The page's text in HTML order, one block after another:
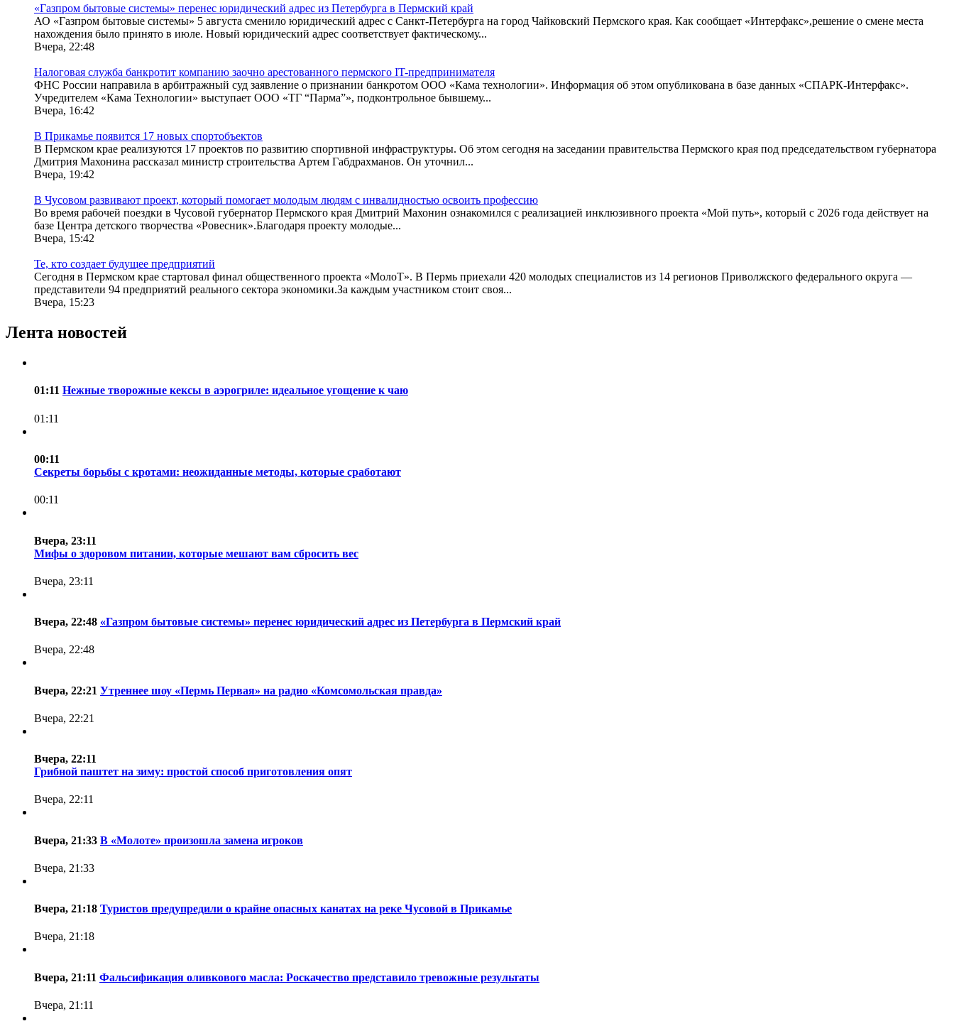
«Газпром бытовые системы» перенес юридический адрес из Петербурга в Пермский край
АО «Газпром бытовые системы» 5 августа сменило юридический адрес с Санкт-Петербурга на город Чайковский Пермского края. Как сообщает «Интерфакс»,решение о смене места
нахождения было принято в июле. Новый юридический адрес соответствует фактическому...
Вчера, 22:48
Налоговая служба банкротит компанию заочно арестованного пермского IT-предпринимателя
ФНС России направила в арбитражный суд заявление о признании банкротом ООО «Кама технологии». Информация об этом опубликована в базе данных «СПАРК-Интерфакс».
Учредителем «Кама Технологии» выступает ООО «ТГ “Парма”», подконтрольное бывшему...
Вчера, 16:42
В Прикамье появится 17 новых спортобъектов
В Пермском крае реализуются 17 проектов по развитию спортивной инфраструктуры. Об этом сегодня на заседании правительства Пермского края под председательством губернатора
Дмитрия Махонина рассказал министр строительства Артем Габдрахманов. Он уточнил...
Вчера, 19:42
В Чусовом развивают проект, который помогает молодым людям с инвалидностью освоить профессию
Во время рабочей поездки в Чусовой губернатор Пермского края Дмитрий Махонин ознакомился с реализацией инклюзивного проекта «Мой путь», который с 2026 года действует на
базе Центра детского творчества «Ровесник».Благодаря проекту молодые...
Вчера, 15:42
Те, кто создает будущее предприятий
Сегодня в Пермском крае стартовал финал общественного проекта «МолоТ». В Пермь приехали 420 молодых специалистов из 14 регионов Приволжского федерального округа —
представители 94 предприятий реального сектора экономики.За каждым участником стоит своя...
Вчера, 15:23
Лента новостей
01:11 Нежные творожные кексы в аэрогриле: идеальное угощение к чаю
01:11
00:11
Секреты борьбы с кротами: неожиданные методы, которые сработают
00:11
Вчера, 23:11
Мифы о здоровом питании, которые мешают вам сбросить вес
Вчера, 23:11
Вчера, 22:48 «Газпром бытовые системы» перенес юридический адрес из Петербурга в Пермский край
Вчера, 22:48
Вчера, 22:21 Утреннее шоу «Пермь Первая» на радио «Комсомольская правда»
Вчера, 22:21
Вчера, 22:11
Грибной паштет на зиму: простой способ приготовления опят
Вчера, 22:11
Вчера, 21:33 В «Молоте» произошла замена игроков
Вчера, 21:33
Вчера, 21:18 Туристов предупредили о крайне опасных канатах на реке Чусовой в Прикамье
Вчера, 21:18
Вчера, 21:11 Фальсификация оливкового масла: Роскачество представило тревожные результаты
Вчера, 21:11